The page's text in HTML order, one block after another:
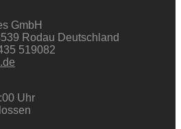
GmbH
Rodau Deutschland
519082
Uhr